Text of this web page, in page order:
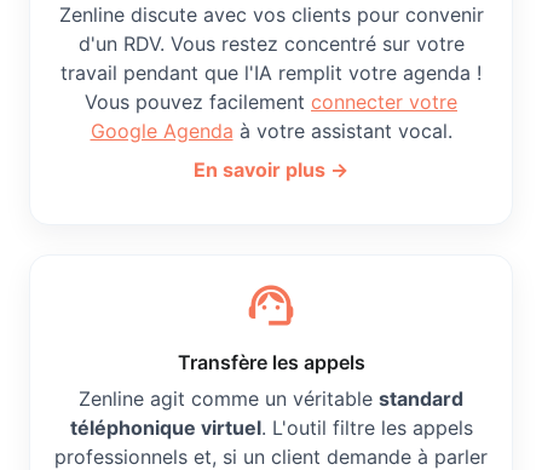
Zenline discute avec vos clients pour convenir
d'un RDV. Vous restez concentré sur votre
travail pendant que l'IA remplit votre agenda !
Vous pouvez facilement connecter votre
Google Agenda à votre assistant vocal.
En savoir plus →
support_agent
Transfère les appels
Zenline agit comme un véritable standard
téléphonique virtuel. L'outil filtre les appels
professionnels et, si un client demande à parler